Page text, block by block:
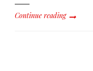
Continue reading